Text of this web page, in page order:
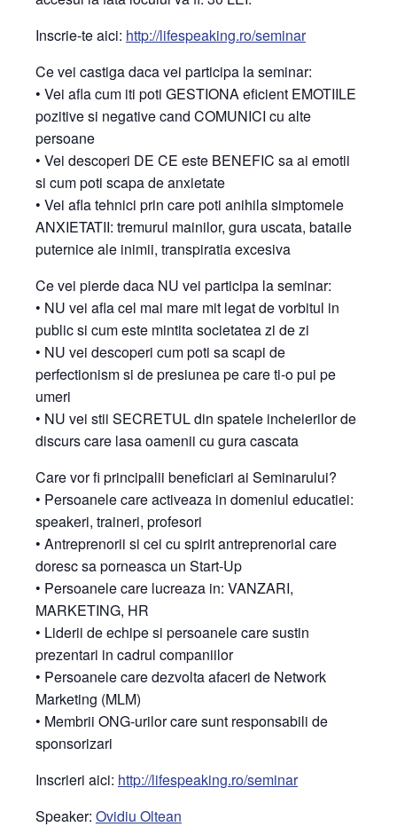
Inscrie-te aici: http://lifespeaking.ro/seminar
Ce vei castiga daca vei participa la seminar:
• Vei afla cum iti poti GESTIONA eficient EMOTIILE
pozitive si negative cand COMUNICI cu alte
persoane
• Vei descoperi DE CE este BENEFIC sa ai emotii
si cum poti scapa de anxietate
• Vei afla tehnici prin care poti anihila simptomele
ANXIETATII: tremurul mainilor, gura uscata, bataile
puternice ale inimii, transpiratia excesiva
Ce vei pierde daca NU vei participa la seminar:
• NU vei afla cel mai mare mit legat de vorbitul in
public si cum este mintita societatea zi de zi
• NU vei descoperi cum poti sa scapi de
perfectionism si de presiunea pe care ti-o pui pe
umeri
• NU vei stii SECRETUL din spatele incheierilor de
discurs care lasa oamenii cu gura cascata
Care vor fi principalii beneficiari ai Seminarului?
• Persoanele care activeaza in domeniul educatiei:
speakeri, traineri, profesori
• Antreprenorii si cei cu spirit antreprenorial care
doresc sa porneasca un Start-Up
• Persoanele care lucreaza in: VANZARI,
MARKETING, HR
• Liderii de echipe si persoanele care sustin
prezentari in cadrul companiilor
• Persoanele care dezvolta afaceri de Network
Marketing (MLM)
• Membrii ONG-urilor care sunt responsabili de
sponsorizari
Inscrieri aici: http://lifespeaking.ro/seminar
Speaker: Ovidiu Oltean